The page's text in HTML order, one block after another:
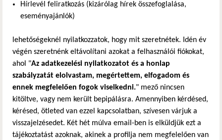
Hírlevél feliratkozás (kizárólag hírek összefoglalása,
eseményajánlók)
lehetőségeknél nyilatkozzatok, hogy mit szeretnétek. Idén év
végén szeretnénk eltávolítani azokat a felhasználói fiókokat,
ahol "Az adatkezelési nyilatkozatot és a honlap
szabályzatát elolvastam, megértettem, elfogadom és
ennek megfelelően fogok viselkedni." mező nincsen
kitöltve, vagy nem került bepipálásra. Amennyiben kérdésed,
kérésed, ötleted van ezzel kapcsolatban, szívesen várjuk a
visszajelzésedet. Két hét múlva email-ben is elküldjük ezt a
tájékoztatást azoknak, akinek a profilja nem megfelelően van